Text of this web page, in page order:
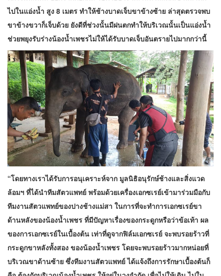
ไปในแอ่งน้ำ สูง 8 เมตร ทำให้ช้างบาดเจ็บขาข้างซ้าย ล่าสุดตรวจพบ
ขาข้างขวาก็เจ็บด้วย ยังดีที่ช่วงนั้นมีฝนตกทำให้บริเวณ​นั้นเป็นแอ่งน้ำ
ช่วยพยุง​รับร่างน้องน้ำเพชรไม่ให้ได้รับบาดเจ็บอันตรายไปมากกว่านี้
“โดยทางเราได้รับการอนุเคราะห์จาก มูลนิธิอนุรักษ์ช้างและสิ่งแวด
ล้อมฯ ที่ได้นำทีมสัตวแพทย์ พร้อมด้วยเครื่องเอกซเรย์เข้ามาร่วมมือกับ
ทีมงานสัตวแพทย์ของปางช้างแม่สา ในการที่จะทำการเอกซเรย์ขา
ด้านหลังของน้องน้ำเพชร ที่มีปัญหาเรื่องของกระดูกหรือว่าข้อเท้า ผล
ของการเอกซเรย์ในเบื้องต้น เท่าที่ดูจากฟิล์มเอกซเรย์ จะพบรอยร้าวที่
กระดูกขาหลังทั้งสอง ของน้องน้ำเพชร โดยจะพบรอยร้าวมากหน่อยที่
บริเวณขาด้านซ้าย ซึ่งทีมงานสัตวแพทย์ ได้แจ้งถึงการรักษาเบื้องต้นก็